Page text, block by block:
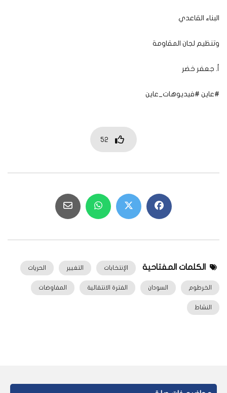
يكفي
البناء القاعدي
وتنظيم لجان المقاومة
أ. جعفر خضر
#عاين #فيديوهات_عاين
52
الكلمات المفتاحية الإنتخابات التغيير الحريات
الخرطوم السودان الفترة الانتقالية المفاوضات
النشاط